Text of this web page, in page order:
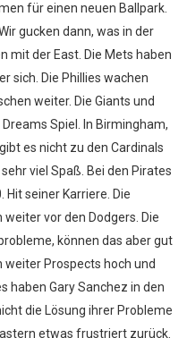
für einen neuen Ballpark.
gucken dann, was in der
mit der East. Die Mets haben
sich. Die Phillies wachen
weiter. Die Giants und
Spiel. In Birmingham,
es nicht zu den Cardinals
viel Spaß. Bei den Pirates
Hit seiner Karriere. Die
vor den Dodgers. Die
können das aber gut
weiter Prospects hoch und
haben Gary Sanchez in den
die Lösung ihrer Probleme
etwas frustriert zurück.